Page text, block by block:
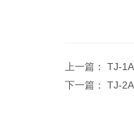
上一篇： TJ-
下一篇： TJ-